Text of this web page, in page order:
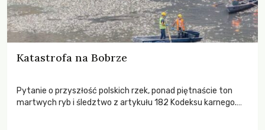
Katastrofa na Bobrze
Pytanie o przyszłość polskich rzek, ponad piętnaście ton
martwych ryb i śledztwo z artykułu 182 Kodeksu karnego.